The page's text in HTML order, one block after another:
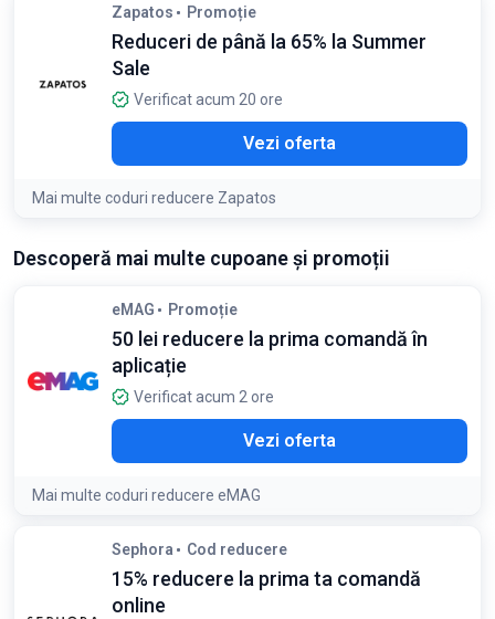
Reducerea se aplică produselor selectate din promoția de
final de sezon
Zapatos Promoție
Reduceri de până la 65% la Summer
Sale
Verificat acum 20 ore
Vezi oferta
Mai multe coduri reducere Zapatos
Descoperă mai multe cupoane și promoții
eMAG Promoție
50 lei reducere la prima comandă în
aplicație
Verificat acum 2 ore
Vezi oferta
Mai multe coduri reducere eMAG
Valabil doar pentru prima comandă efectuată în aplicație
Sephora Cod reducere
15% reducere la prima ta comandă
online